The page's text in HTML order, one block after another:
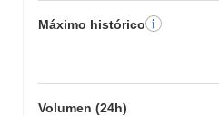
Máximo histórico
Volumen (24h)